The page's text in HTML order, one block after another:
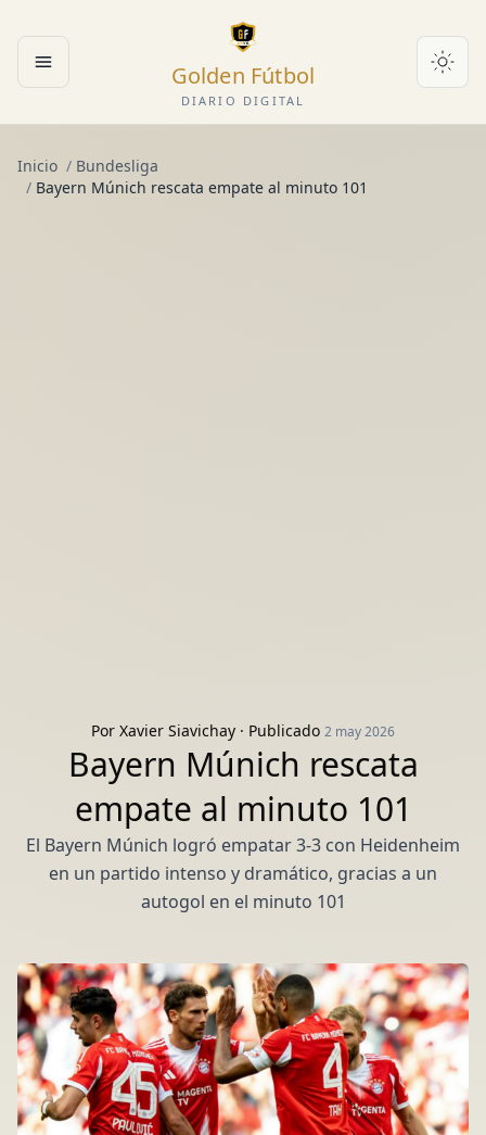
Abrir menú Golden Fútbol
DIARIO DIGITAL
Inicio / Bundesliga
/ Bayern Múnich rescata empate al minuto 101
Por Xavier Siavichay · Publicado 2 may 2026
Bayern Múnich rescata
empate al minuto 101
El Bayern Múnich logró empatar 3-3 con Heidenheim
en un partido intenso y dramático, gracias a un
autogol en el minuto 101